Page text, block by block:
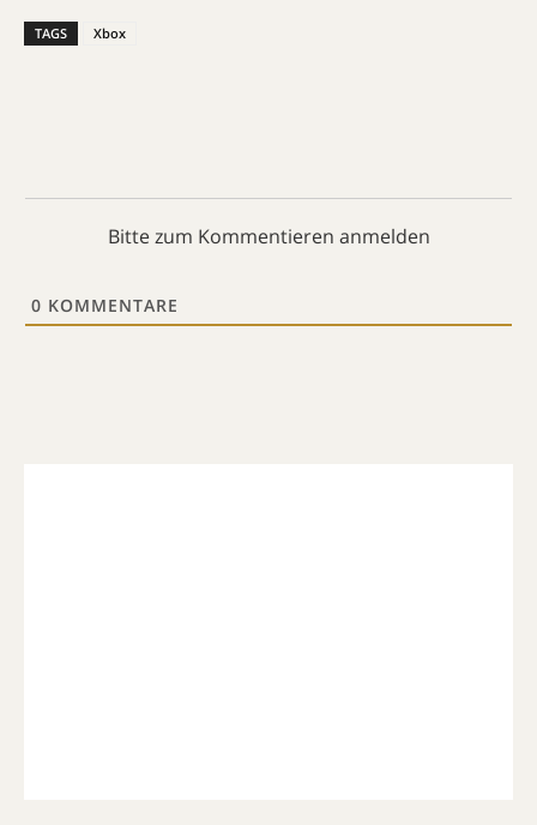
TAGS Xbox
Bitte zum Kommentieren anmelden
0 KOMMENTARE